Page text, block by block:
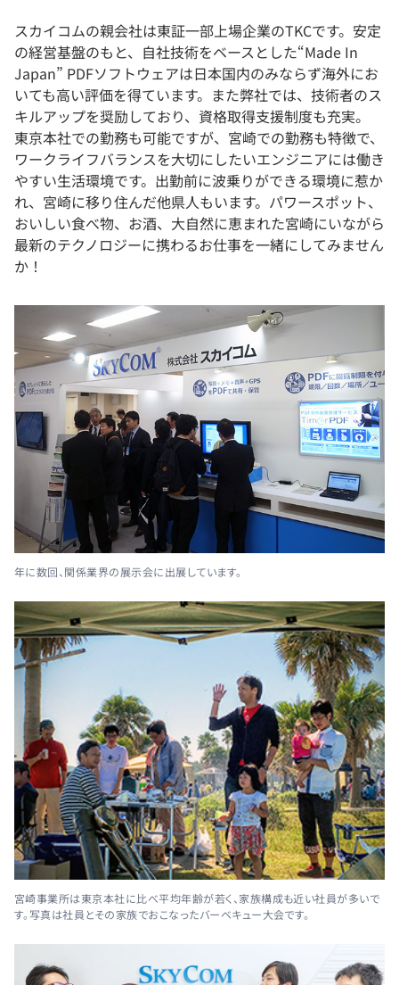
スカイコムの親会社は東証一部上場企業のTKCです。安定
の経営基盤のもと、自社技術をベースとした“Made In
Japan” PDFソフトウェアは日本国内のみならず海外にお
いても高い評価を得ています。また弊社では、技術者のス
キルアップを奨励しており、資格取得支援制度も充実。
東京本社での勤務も可能ですが、宮崎での勤務も特徴で、
ワークライフバランスを大切にしたいエンジニアには働き
やすい生活環境です。出勤前に波乗りができる環境に惹か
れ、宮崎に移り住んだ他県人もいます。パワースポット、
おいしい食べ物、お酒、大自然に恵まれた宮崎にいながら
最新のテクノロジーに携わるお仕事を一緒にしてみません
か！
年に数回、関係業界の展示会に出展しています。
宮崎事業所は東京本社に比べ平均年齢が若く、家族構成も近い社員が多いで
す。写真は社員とその家族でおこなったバーベキュー大会です。